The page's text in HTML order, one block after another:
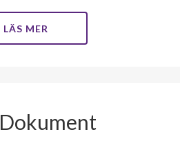
LÄS MER
Dokument